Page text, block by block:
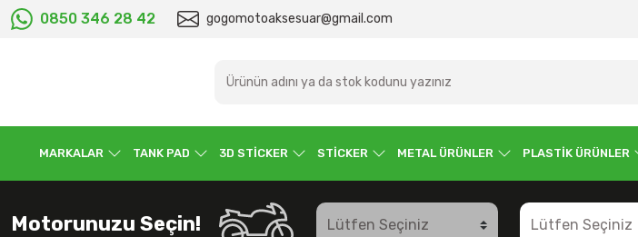
0850 346 28 42 gogomotoaksesuar@gmail.com
MARKALAR TANK PAD 3D STİCKER STİCKER METAL ÜRÜNLER PLASTİK ÜRÜNLER
Motorunuzu Seçin!